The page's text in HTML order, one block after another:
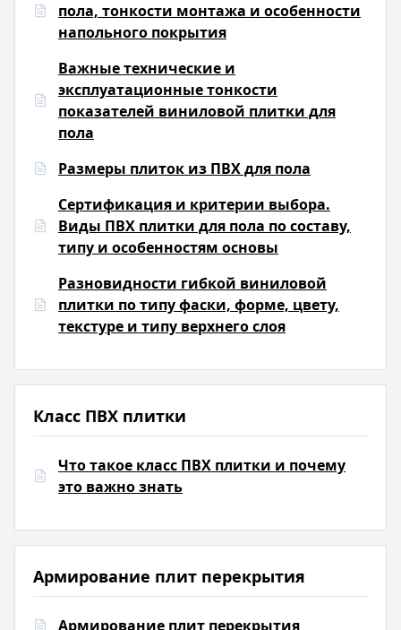
пола, тонкости монтажа и особенности
напольного покрытия
Важные технические и
эксплуатационные тонкости
показателей виниловой плитки для
пола
Размеры плиток из ПВХ для пола
Сертификация и критерии выбора.
Виды ПВХ плитки для пола по составу,
типу и особенностям основы
Разновидности гибкой виниловой
плитки по типу фаски, форме, цвету,
текстуре и типу верхнего слоя
Класс ПВХ плитки
Что такое класс ПВХ плитки и почему
это важно знать
Армирование плит перекрытия
Армирование плит перекрытия